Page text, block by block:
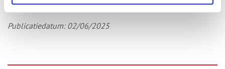
Bron:De Zaansche Molen
Publicatiedatum: 02/06/2025